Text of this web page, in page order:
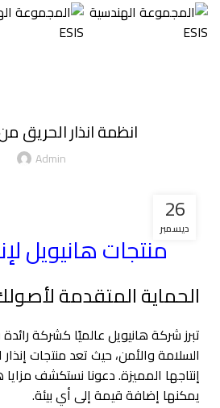
انظمة انذار الحريق
Admin
26
ديسمبر
منتجات هانيويل
الحماية المتقدمة
تبرز شركة هانيويل عالميًا كشركة
السلامة والأمن، حيث تعد منتجات
إنتاجها المميزة. دعونا نستكشف
يمكنها إضافة قيمة إلى أي بيئة.